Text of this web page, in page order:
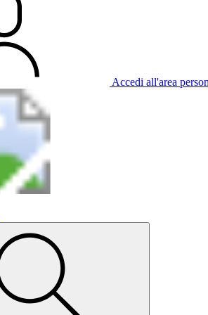
Accedi all'area